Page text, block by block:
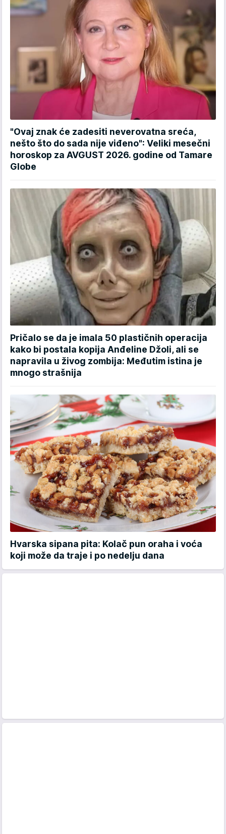
"Ovaj znak će zadesiti neverovatna sreća,
nešto što do sada nije viđeno": Veliki mesečni
horoskop za AVGUST 2026. godine od Tamare
Globe
Pričalo se da je imala 50 plastičnih operacija
kako bi postala kopija Anđeline Džoli, ali se
napravila u živog zombija: Međutim istina je
mnogo strašnija
Hvarska sipana pita: Kolač pun oraha i voća
koji može da traje i po nedelju dana